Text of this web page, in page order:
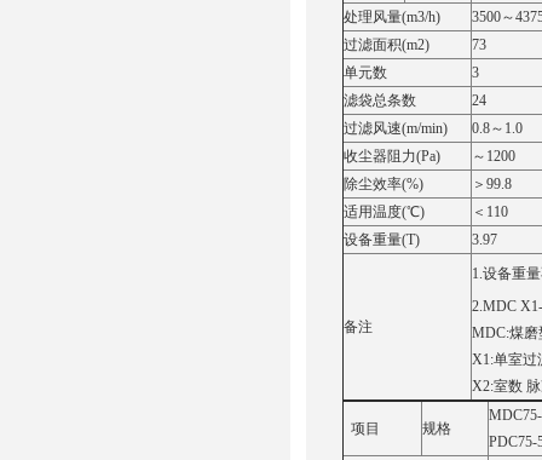
处理风量(m3/h)
3500～
过滤面积(m2)
73
单元数
3
滤袋总条数
24
过滤风速(m/min)
0.8～1.0
收尘器阻力(Pa)
～1200
除尘效率(%)
＞99.8
适用温度(℃)
＜110
设备重量(T)
3.97
备注
1.设备重
2.MDC
MDC:煤磨
X1:单室过
X2:室数
项目 规格
PDC75-